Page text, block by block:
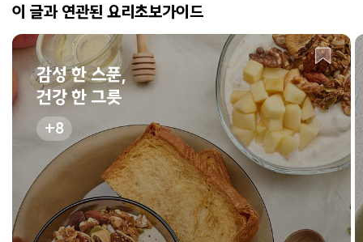
이 글과 연관된 요리초보가이드
감성 한 스푼,
건강 한 그릇
8